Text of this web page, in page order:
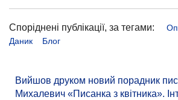
Споріднені публікації, за тегами:
Даник
Блог
Вийшов друком новий порадник
Михалевич «Писанка з квітника».